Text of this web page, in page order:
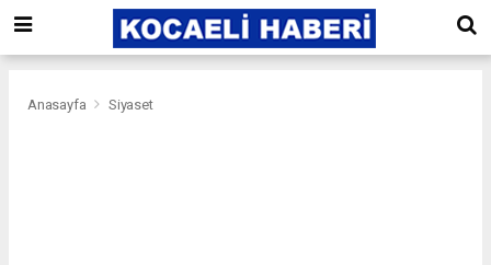
Anasayfa Siyaset